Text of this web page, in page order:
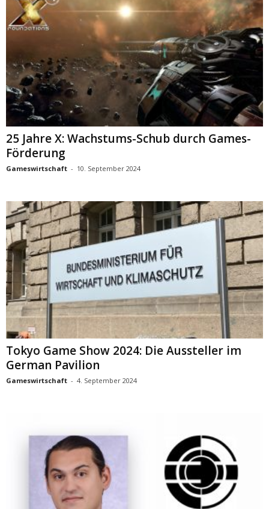
25 Jahre X: Wachstums-Schub durch Games-
Förderung
Gameswirtschaft - 10. September 2024
Tokyo Game Show 2024: Die Aussteller im
German Pavilion
Gameswirtschaft - 4. September 2024